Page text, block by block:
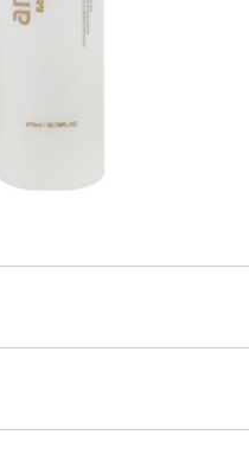
тьмяним, ламким та
інгредієнти роблять
довше. Кондиціонер